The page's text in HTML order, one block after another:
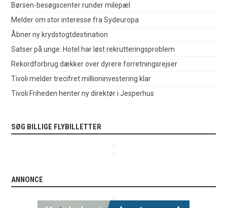
Børsen-besøgscenter runder milepæl
Melder om stor interesse fra Sydeuropa
Åbner ny krydstogtdestination
Satser på unge: Hotel har løst rekrutteringsproblem
Rekordforbrug dækker over dyrere forretningsrejser
Tivoli melder trecifret millioninvestering klar
Tivoli Friheden henter ny direktør i Jesperhus
SØG BILLIGE FLYBILLETTER
ANNONCE